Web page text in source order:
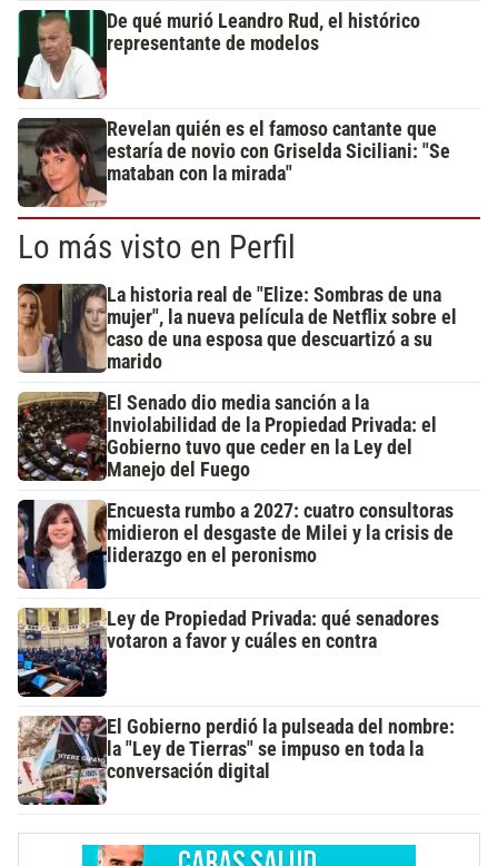
De qué murió Leandro Rud, el histórico
representante de modelos
Revelan quién es el famoso cantante que
estaría de novio con Griselda Siciliani: "Se
mataban con la mirada"
Lo más visto en Perfil
La historia real de "Elize: Sombras de una
mujer", la nueva película de Netflix sobre el
caso de una esposa que descuartizó a su
marido
El Senado dio media sanción a la
Inviolabilidad de la Propiedad Privada: el
Gobierno tuvo que ceder en la Ley del
Manejo del Fuego
Encuesta rumbo a 2027: cuatro consultoras
midieron el desgaste de Milei y la crisis de
liderazgo en el peronismo
Ley de Propiedad Privada: qué senadores
votaron a favor y cuáles en contra
El Gobierno perdió la pulseada del nombre:
la "Ley de Tierras" se impuso en toda la
conversación digital